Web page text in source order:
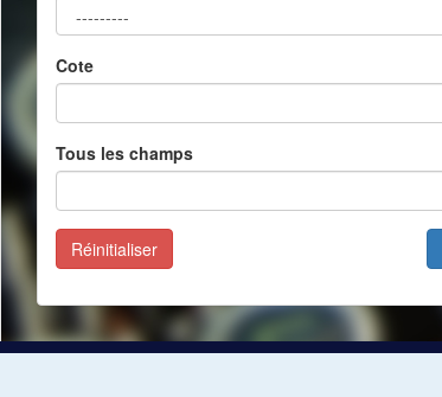
Cote
Tous les champs
Réinitialiser